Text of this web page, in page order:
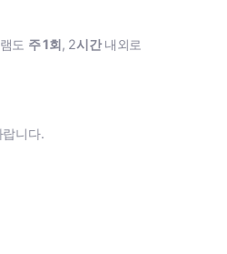
도 주 1회, 2시간내외로
니다.